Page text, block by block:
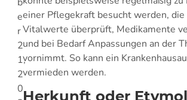
e
r
2
1,
2
0
einer Pflegekraft besucht werden, die
Vitalwerte überprüft, Medikamente
und bei Bedarf Anpassungen an der
vornimmt. So kann ein
vermieden werden.
Herkunft oder